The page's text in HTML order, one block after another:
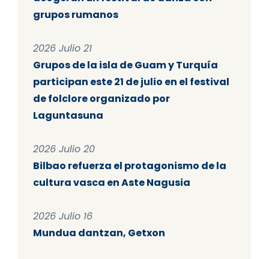
grupos rumanos
2026 Julio 21
Grupos de la isla de Guam y Turquía
participan este 21 de julio en el festival
de folclore organizado por
Laguntasuna
2026 Julio 20
Bilbao refuerza el protagonismo de la
cultura vasca en Aste Nagusia
2026 Julio 16
Mundua dantzan, Getxon